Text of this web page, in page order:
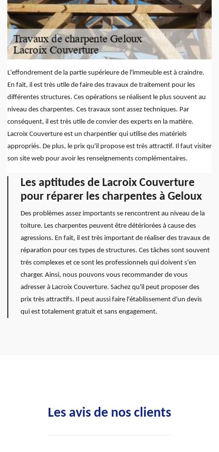
L'effondrement de la partie supérieure de l'immeuble est à craindre.
En fait, il est très utile de faire des travaux de traitement pour les
différentes structures. Ces opérations se réalisent le plus souvent au
niveau des charpentes. Ces travaux sont assez techniques. Par
conséquent, il est très utile de convier des experts en la matière.
Lacroix Couverture est un charpentier qui utilise des matériels
appropriés. De plus, le prix qu'il propose est très attractif. Il faut visiter
son site web pour avoir les renseignements complémentaires.
Les aptitudes de Lacroix Couverture
pour réparer les charpentes à Geloux
Des problèmes assez importants se rencontrent au niveau de la
toiture. Les charpentes peuvent être détériorées à cause des
agressions. En fait, il est très important de réaliser des travaux de
réparation pour ces types de structures. Ces tâches sont souvent
très complexes et ce sont les professionnels qui doivent s'en
charger. Ainsi, nous pouvons vous recommander de vous
adresser à Lacroix Couverture. Sachez qu'il peut proposer des
prix très attractifs. Il peut aussi faire l'établissement d'un devis
qui est totalement gratuit et sans engagement.
Les avis de nos clients